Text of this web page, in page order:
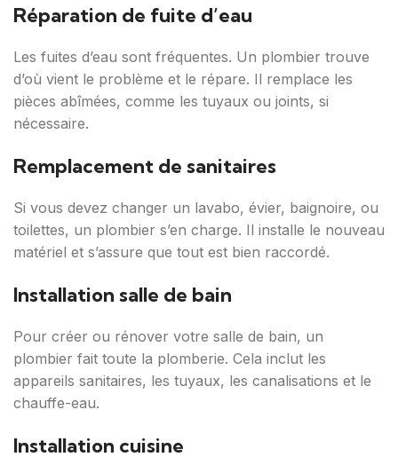
Réparation de fuite d’eau
Les fuites d’eau sont fréquentes. Un plombier trouve
d’où vient le problème et le répare. Il remplace les
pièces abîmées, comme les tuyaux ou joints, si
nécessaire.
Remplacement de sanitaires
Si vous devez changer un lavabo, évier, baignoire, ou
toilettes, un plombier s’en charge. Il installe le nouveau
matériel et s’assure que tout est bien raccordé.
Installation salle de bain
Pour créer ou rénover votre salle de bain, un
plombier fait toute la plomberie. Cela inclut les
appareils sanitaires, les tuyaux, les canalisations et le
chauffe-eau.
Installation cuisine